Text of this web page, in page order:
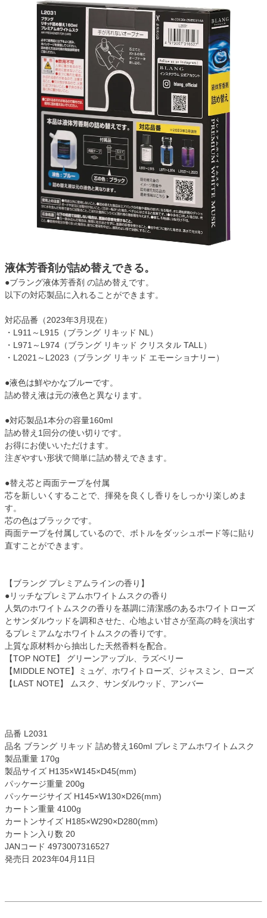
液体芳香剤が詰め替えできる。
●ブラング液体芳香剤 の詰め替えです。
以下の対応製品に入れることができます。
対応品番（2023年3月現在）
・L911～L915（ブラング リキッド NL）
・L971～L974（ブラング リキッド クリスタル TALL）
・L2021～L2023（ブラング リキッド エモーショナリー）
●液色は鮮やかなブルーです。
詰め替え液は元の液色と異なります。
●対応製品1本分の容量160ml
詰め替え1回分の使い切りです。
お得にお使いいただけます。
注ぎやすい形状で簡単に詰め替えできます。
●替え芯と両面テープを付属
芯を新しいくすることで、揮発を良くし香りをしっかり楽しめま
す。
芯の色はブラックです。
両面テープを付属しているので、ボトルをダッシュボード等に貼り
直すことができます。
【ブラング プレミアムラインの香り】
●リッチなプレミアムホワイトムスクの香り
人気のホワイトムスクの香りを基調に清潔感のあるホワイトローズ
とサンダルウッドを調和させた、心地よい甘さが至高の時を演出す
るプレミアムなホワイトムスクの香りです。
上質な原材料から抽出した天然香料を配合。
【TOP NOTE】 グリーンアップル、ラズベリー
【MIDDLE NOTE】ミュゲ、ホワイトローズ、ジャスミン、ローズ
【LAST NOTE】 ムスク、サンダルウッド、アンバー
品番 L2031
品名 ブラング リキッド 詰め替え160ml プレミアムホワイトムスク
製品重量 170g
製品サイズ H135×W145×D45(mm)
パッケージ重量 200g
パッケージサイズ H145×W130×D26(mm)
カートン重量 4100g
カートンサイズ H185×W290×D280(mm)
カートン入り数 20
JANコード 4973007316527
発売日 2023年04月11日